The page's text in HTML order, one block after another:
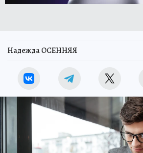
Надежда ОСЕННЯЯ